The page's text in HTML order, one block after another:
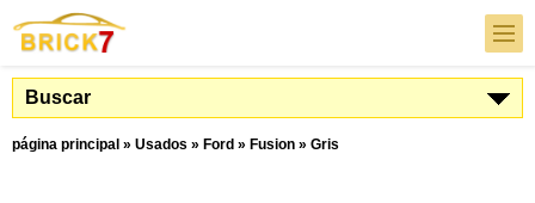
Buscar
página principal » Usados » Ford » Fusion » Gris